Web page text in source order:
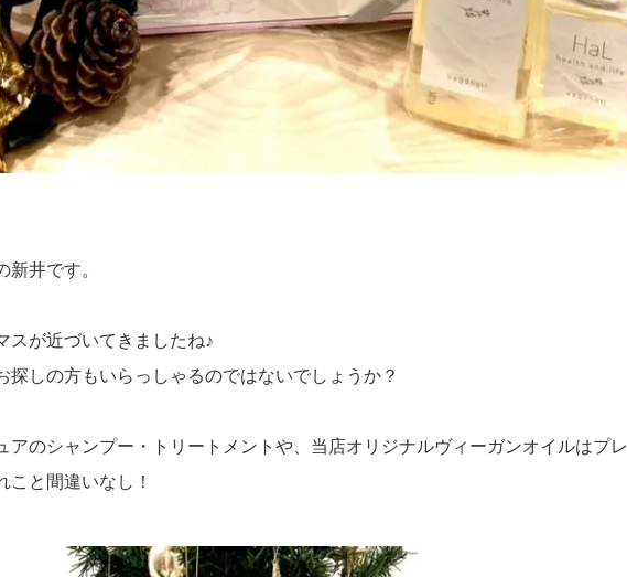
新井です。
スが近づいてきましたね♪
探しの方もいらっしゃるのではないでしょうか？
アのシャンプー・トリートメントや、当店オリジナルヴィーガンオイルはプレ
こと間違いなし！